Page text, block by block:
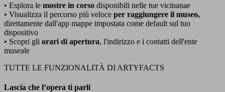
• Esplora le mostre in corso disponibili nelle tue vicinanae
• Visualizza il percorso più veloce per raggiungere il museo,
direttamente dall'app mappe impostata come default sul tuo
dispositivo
• Scopri gli orari di apertura, l'indirizzo e i contatti dell'ente
museale
TUTTE LE FUNZIONALITÀ DI ARTYFACTS
Lascia che l’opera ti parli